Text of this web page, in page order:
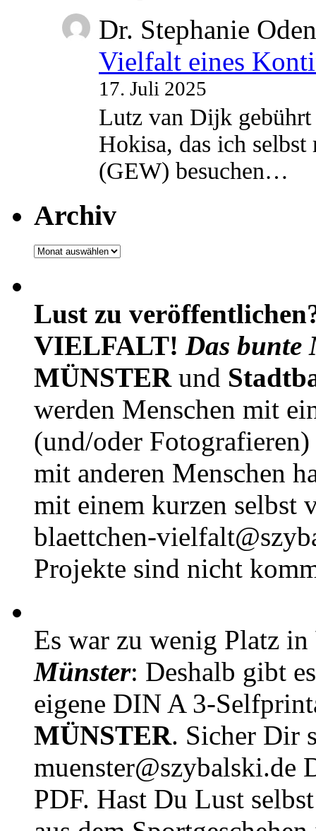
Dr. Stephanie
Vielfalt eines
17. Juli 2025
Lutz van Dijk
Hokisa, das ich
(GEW) besuchen…
Archiv
Archiv
Lust zu
VIELFALT! Das bunte
MÜNSTERund
werden Menschen mit
(und/oder
mit anderen Menschen
mit einem kurzen selbst
blaettchen-
Projekte sind nicht
Es war zu wenig Platz in
Münster: Deshalb gibt
eigene DIN A 3-
MÜNSTER. Sicher Dir
muenster@szybalski.de
PDF. Hast Du Lust